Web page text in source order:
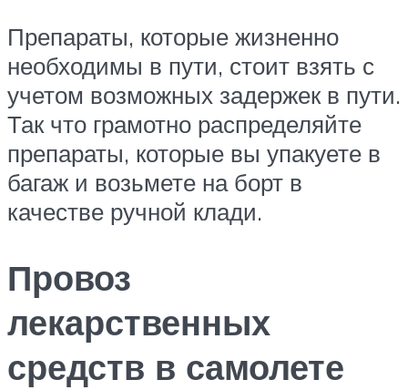
Препараты, которые жизненно
необходимы в пути, стоит взять с
учетом возможных задержек в пути.
Так что грамотно распределяйте
препараты, которые вы упакуете в
багаж и возьмете на борт в
качестве ручной клади.
Провоз
лекарственных
средств в самолете